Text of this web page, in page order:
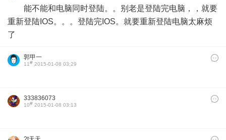
能不能和电脑同时登陆。。别老是登陆完电脑，，就要
重新登陆IOS。。。登陆完IOS。就要重新登陆电脑太麻烦
了
郭甲一
11# 2015-01-08 03:29
333836073
10# 2015-01-08 03:13